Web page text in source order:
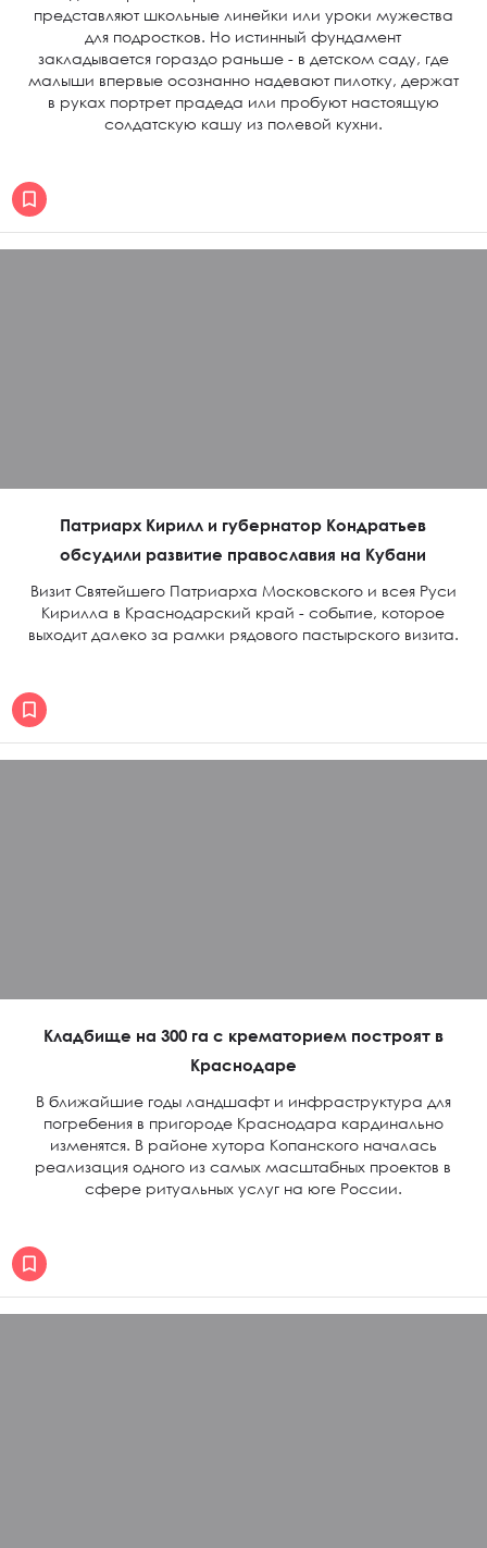
представляют школьные линейки или уроки мужества
для подростков. Но истинный фундамент
закладывается гораздо раньше - в детском саду, где
малыши впервые осознанно надевают пилотку, держат
в руках портрет прадеда или пробуют настоящую
солдатскую кашу из полевой кухни.
Патриарх Кирилл и губернатор Кондратьев
обсудили развитие православия на Кубани
Визит Святейшего Патриарха Московского и всея Руси
Кирилла в Краснодарский край - событие, которое
выходит далеко за рамки рядового пастырского визита.
Кладбище на 300 га с крематорием построят в
Краснодаре
В ближайшие годы ландшафт и инфраструктура для
погребения в пригороде Краснодара кардинально
изменятся. В районе хутора Копанского началась
реализация одного из самых масштабных проектов в
сфере ритуальных услуг на юге России.